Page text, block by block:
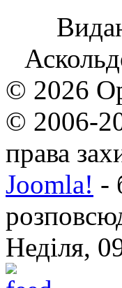
© 2026
© 2006-
права
Joomla! -
Неділя,